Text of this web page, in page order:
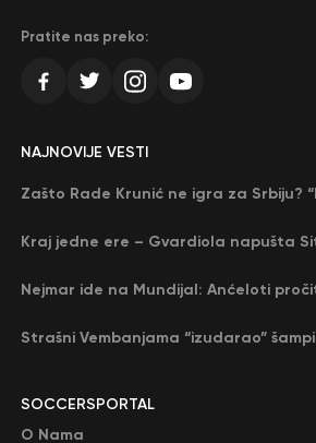
Pratite nas preko:
SOCCERSPORTAL
O Nama
NAJNOVIJE VESTI